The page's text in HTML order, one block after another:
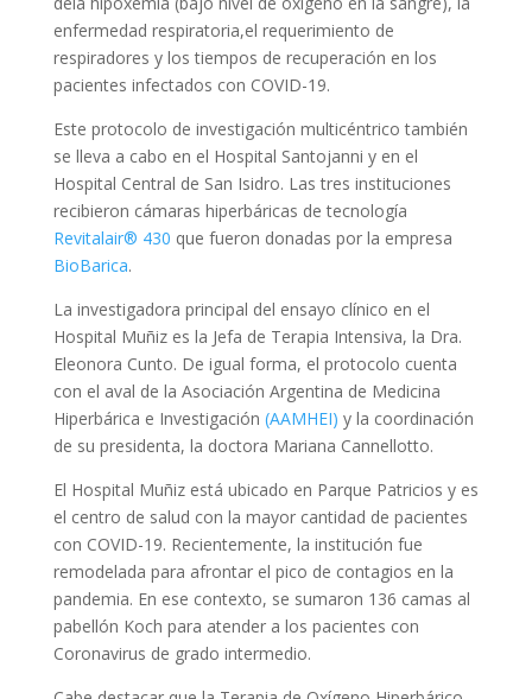
enfermedad respiratoria,el requerimiento de
respiradores y los tiempos de recuperación en los
pacientes infectados con COVID-19.
Este protocolo de investigación multicéntrico también
se lleva a cabo en el Hospital Santojanni y en el
Hospital Central de San Isidro. Las tres instituciones
recibieron cámaras hiperbáricas de tecnología
Revitalair® 430 que fueron donadas por la empresa
BioBarica.
La investigadora principal del ensayo clínico en el
Hospital Muñiz es la Jefa de Terapia Intensiva, la Dra.
Eleonora Cunto. De igual forma, el protocolo cuenta
con el aval de la Asociación Argentina de Medicina
Hiperbárica e Investigación (AAMHEI) y la coordinación
de su presidenta, la doctora Mariana Cannellotto.
El Hospital Muñiz está ubicado en Parque Patricios y es
el centro de salud con la mayor cantidad de pacientes
con COVID-19. Recientemente, la institución fue
remodelada para afrontar el pico de contagios en la
pandemia. En ese contexto, se sumaron 136 camas al
pabellón Koch para atender a los pacientes con
Coronavirus de grado intermedio.